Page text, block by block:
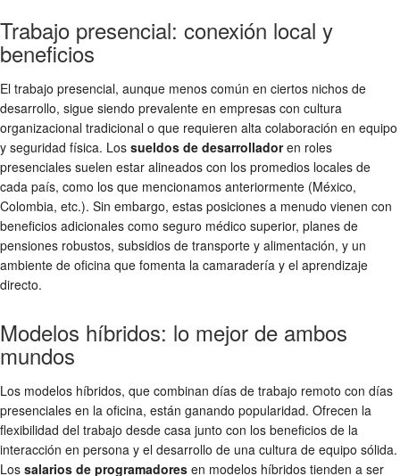
Trabajo presencial: conexión local y
beneficios
El trabajo presencial, aunque menos común en ciertos nichos de
desarrollo, sigue siendo prevalente en empresas con cultura
organizacional tradicional o que requieren alta colaboración en equipo
y seguridad física. Los sueldos de desarrolladoren roles
presenciales suelen estar alineados con los promedios locales de
cada país, como los que mencionamos anteriormente (México,
Colombia, etc.). Sin embargo, estas posiciones a menudo vienen con
beneficios adicionales como seguro médico superior, planes de
pensiones robustos, subsidios de transporte y alimentación, y un
ambiente de oficina que fomenta la camaradería y el aprendizaje
directo.
Modelos híbridos: lo mejor de ambos
mundos
Los modelos híbridos, que combinan días de trabajo remoto con días
presenciales en la oficina, están ganando popularidad. Ofrecen la
flexibilidad del trabajo desde casa junto con los beneficios de la
interacción en persona y el desarrollo de una cultura de equipo sólida.
Los salarios de programadores en modelos híbridos tienden a ser